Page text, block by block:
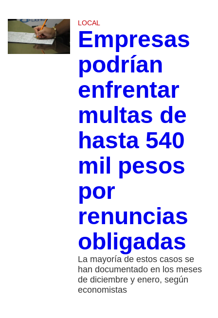
LOCAL
Empresas
podrían
enfrentar
multas de
hasta 540
mil pesos
por
renuncias
obligadas
La mayoría de estos casos se
han documentado en los meses
de diciembre y enero, según
economistas